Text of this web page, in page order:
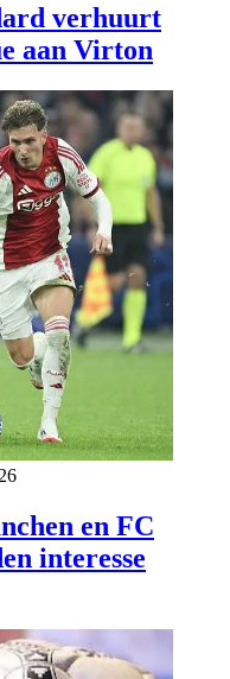
verhuurt
aan Virton
en FC
interesse